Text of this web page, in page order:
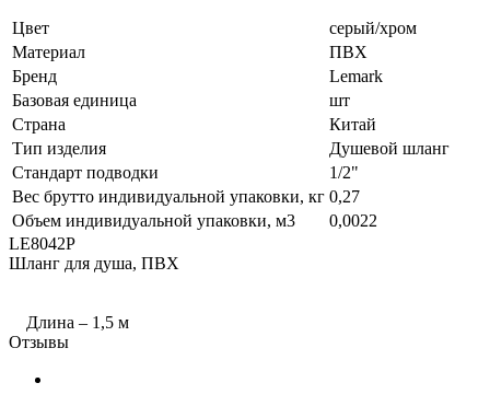
Цвет
серый/хром
Материал
ПВХ
Бренд
Lemark
Базовая единица
шт
Страна
Китай
Тип изделия
Душевой шланг
Стандарт подводки
1/2"
Вес брутто индивидуальной упаковки, кг 0,27
Объем индивидуальной упаковки, м3
0,0022
LE8042P
Шланг для душа, ПВХ
Длина – 1,5 м
Отзывы